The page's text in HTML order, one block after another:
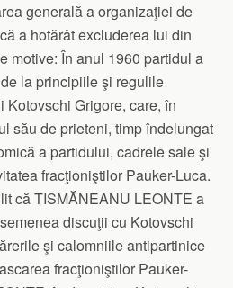
generală a organizaţiei de
a hotărât excluderea lui din
motive: În anul 1960 partidul a
la principiile şi regulile
Kotovschi Grigore, care, în
său de prieteni, timp îndelungat
a partidului, cadrele sale şi
fracţioniştilor Pauker-Luca.
că TISMĂNEANU LEONTE a
discuţii cu Kotovschi
şi calomniile antipartinice
fracţioniştilor Pauker-